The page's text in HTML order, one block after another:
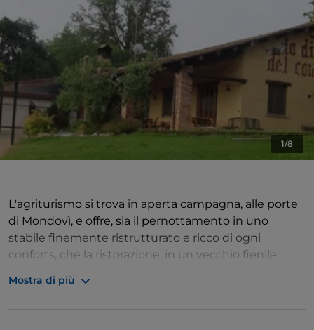
1/8
L'agriturismo si trova in aperta campagna, alle porte
di Mondovì, e offre, sia il pernottamento in uno
stabile finemente ristrutturato e ricco di ogni
conforts, che la ristorazione, in un vecchio fienile
piemontese con alcune rivisitazioni. I prodotti
Mostra di più